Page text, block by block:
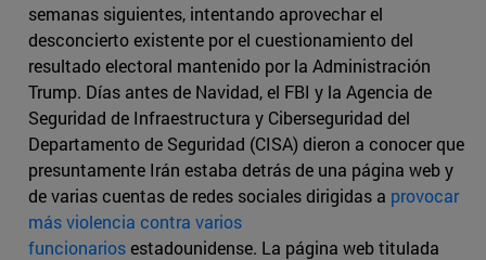
semanas siguientes, intentando aprovechar el
desconcierto existente por el cuestionamiento del
resultado electoral mantenido por la Administración
Trump. Días antes de Navidad, el FBI y la Agencia de
Seguridad de Infraestructura y Ciberseguridad del
Departamento de Seguridad (CISA) dieron a conocer que
presuntamente Irán estaba detrás de una página web y
de varias cuentas de redes sociales dirigidas a provocar
más violencia contra varios
funcionariosestadounidense. La página web titulada